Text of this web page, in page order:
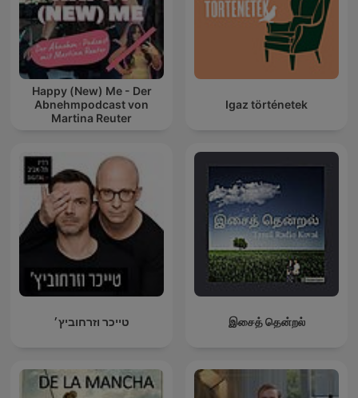
Happy (New) Me - Der
Abnehmpodcast von
Martina Reuter
Igaz történetek
טייכר וזרחוביץ׳ இசைத் தென்றல்